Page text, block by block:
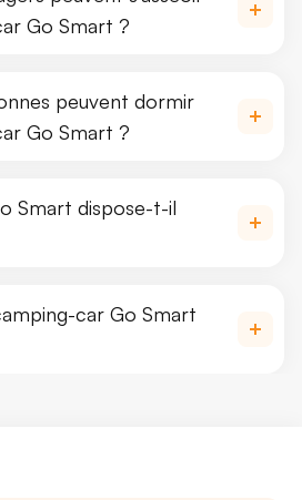
Go Smart ?
peuvent dormir
Go Smart ?
Smart dispose-t-il
car Go Smart